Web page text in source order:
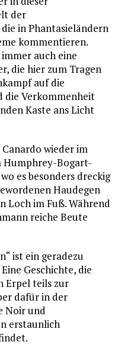
der
in Phantasieländern
kommentieren.
auch eine
die hier zum Tragen
auf die
Verkommenheit
Kaste ans Licht
wieder im
Humphrey-Bogart-
es besonders dreckig
Haudegen
Loch im Fuß. Während
reiche Beute
ist ein geradezu
Geschichte, die
Erpel teils zur
dafür in der
Noir und
erstaunlich